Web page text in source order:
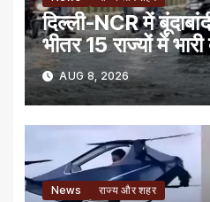
दिल्ली-NCR में
भीतर 15 राज्यों में
AUG 8, 2026
News राज्य और शहर